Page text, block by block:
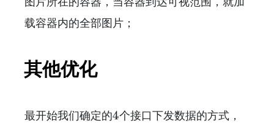
载容器内的全部图片；
其他优化
最开始我们确定的4个接口下发数据的方式，